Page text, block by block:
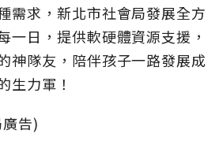
需求，新北市社會局發展全方
一日，提供軟硬體資源支援，
神隊友，陪伴孩子一路發展成
生力軍！
告)